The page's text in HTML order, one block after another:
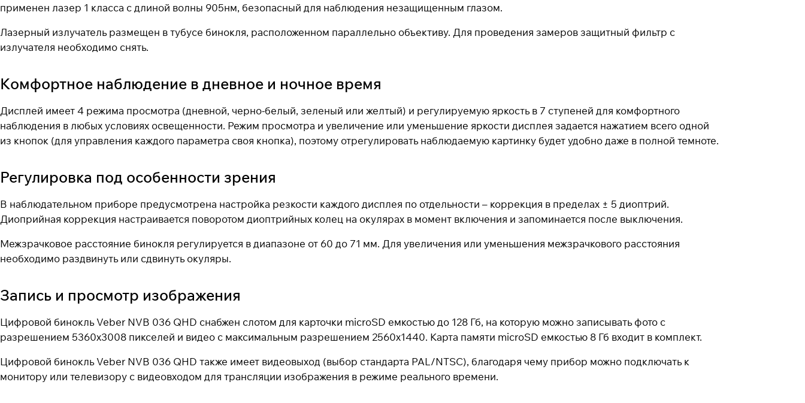
применен лазер 1 класса с длиной волны 905нм, безопасный для наблюдения незащищенным глазом.
Лазерный излучатель размещен в тубусе бинокля, расположенном параллельно объективу. Для проведения замеров защитный фильтр с
излучателя необходимо снять.
Комфортное наблюдение в дневное и ночное время
Дисплей имеет 4 режима просмотра (дневной, черно-белый, зеленый или желтый) и регулируемую яркость в 7 ступеней для комфортного
наблюдения в любых условиях освещенности. Режим просмотра и увеличение или уменьшение яркости дисплея задается нажатием всего одной
из кнопок (для управления каждого параметра своя кнопка), поэтому отрегулировать наблюдаемую картинку будет удобно даже в полной темноте.
Регулировка под особенности зрения
В наблюдательном приборе предусмотрена настройка резкости каждого дисплея по отдельности – коррекция в пределах ± 5 диоптрий.
Диоприйная коррекция настраивается поворотом диоптрийных колец на окулярах в момент включения и запоминается после выключения.
Межзрачковое расстояние бинокля регулируется в диапазоне от 60 до 71 мм. Для увеличения или уменьшения межзрачкового расстояния
необходимо раздвинуть или сдвинуть окуляры.
Запись и просмотр изображения
Цифровой бинокль Veber NVB 036 QHD снабжен слотом для карточки microSD емкостью до 128 Гб, на которую можно записывать фото с
разрешением 5360x3008 пикселей и видео с максимальным разрешением 2560х1440. Карта памяти microSD емкостью 8 Гб входит в комплект.
Цифровой бинокль Veber NVB 036 QHD также имеет видеовыход (выбор стандарта PAL/NTSC), благодаря чему прибор можно подключать к
монитору или телевизору с видеовходом для трансляции изображения в режиме реального времени.
Закрыть
Разбейтеоплату на части
Добавляйте товары
При оформлении заказавыберите метод оплаты
ПЛАЙТ